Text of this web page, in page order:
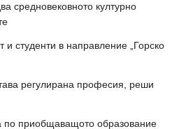
средновековното културно
и студенти в направление „Горско
регулирана професия, реши
по приобщаващото образование